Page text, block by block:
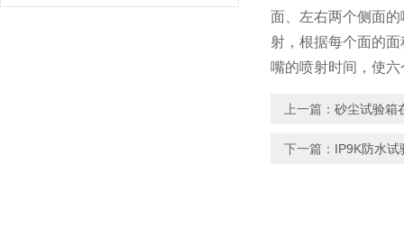
面、左右两个侧面
射，根据每个面的
嘴的喷射时间，使
上一篇： 砂尘试验箱
下一篇： IP9K防水试